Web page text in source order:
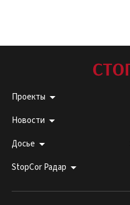
Проекты
Новости
Досье
StopCor Радар